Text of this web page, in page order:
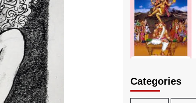
Categories